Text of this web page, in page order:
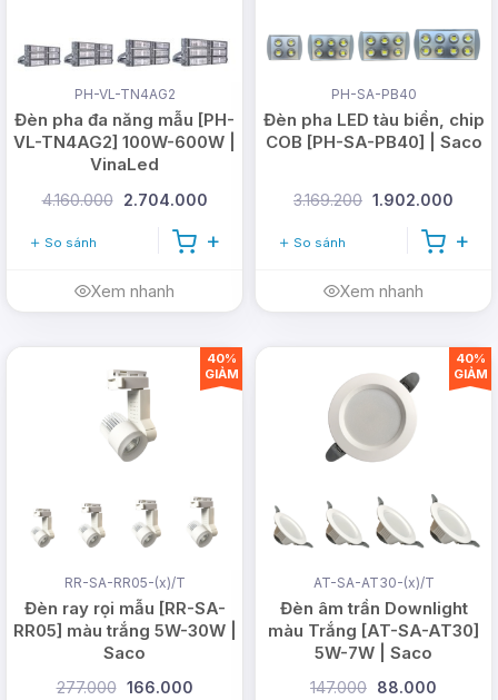
PH-VL-TN4AG2
Đèn pha đa năng mẫu [PH-
VL-TN4AG2] 100W-600W |
VinaLed
4.160.000 2.704.000
So sánh
Xem nhanh
PH-SA-PB40
Đèn pha LED tàu biển, chip
COB [PH-SA-PB40] | Saco
3.169.200 1.902.000
So sánh
Xem nhanh
RR-SA-RR05-(x)/T
Đèn ray rọi mẫu [RR-SA-
RR05] màu trắng 5W-30W |
Saco
277.000 166.000
40%
GIẢM
AT-SA-AT30-(x)/T
Đèn âm trần Downlight
màu Trắng [AT-SA-AT30]
5W-7W | Saco
147.000 88.000
40%
GIẢM